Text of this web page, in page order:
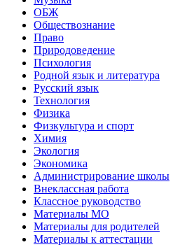
ОБЖ
Обществознание
Право
Природоведение
Психология
Родной язык и литература
Русский язык
Технология
Физика
Физкультура и спорт
Химия
Экология
Экономика
Администрирование школы
Внеклассная работа
Классное руководство
Материалы МО
Материалы для родителей
Материалы к аттестации